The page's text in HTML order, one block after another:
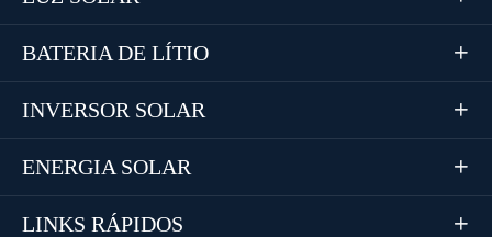
BATERIA DE LÍTIO 
INVERSOR SOLAR 
ENERGIA SOLAR 
LINKS RÁPIDOS 